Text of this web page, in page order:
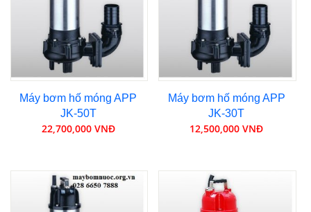
Máy bơm hố móng APP
JK-50T
22,700,000 VNĐ
Máy bơm hố móng APP
JK-30T
12,500,000 VNĐ